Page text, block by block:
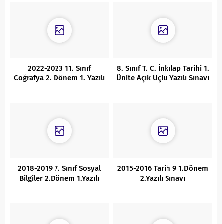
2022-2023 11. Sınıf
Coğrafya 2. Dönem 1. Yazılı
8. Sınıf T. C. İnkılap Tarihi 1.
Ünite Açık Uçlu Yazılı Sınavı
2018-2019 7. Sınıf Sosyal
Bilgiler 2.Dönem 1.Yazılı
2015-2016 Tarih 9 1.Dönem
2.Yazılı Sınavı